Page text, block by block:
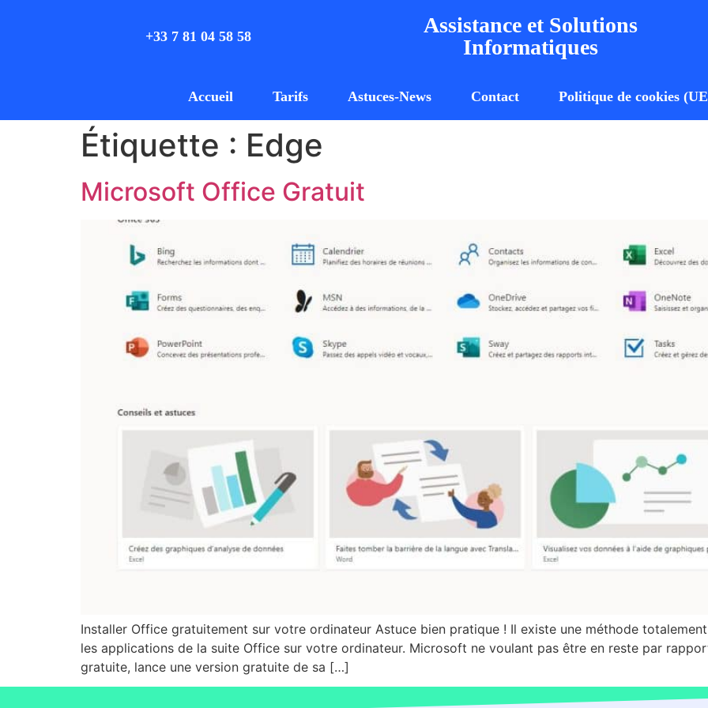
+33 7 81 04 58 58
Assistance et Solutions
Informatiques
Accueil Tarifs Astuces-News Contact Politique de cookies
Étiquette : Edge
Microsoft Office Gratuit
Installer Office gratuitement sur votre ordinateur Astuce bien pratique ! Il existe une méthode
les applications de la suite Office sur votre ordinateur. Microsoft ne voulant pas être en reste par
gratuite, lance une version gratuite de sa […]